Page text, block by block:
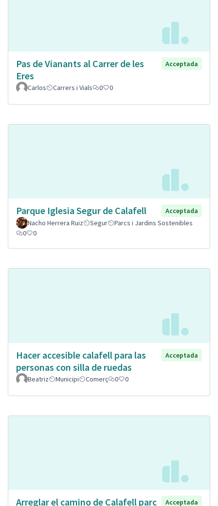
Pas de Vianants al Carrer de les
Eres
Acceptada
Carlos Carrers i Vials 0 0
Parque Iglesia Segur de Calafell
Acceptada
Nacho Herrera Ruiz
Segur
Parcs i Jardins Sostenibles
0
0
Hacer accesible calafell para las
personas con silla de ruedas
Acceptada
Beatriz Municipi Comerç 0 0
Arreglar el camino de Calafell parc Acceptada